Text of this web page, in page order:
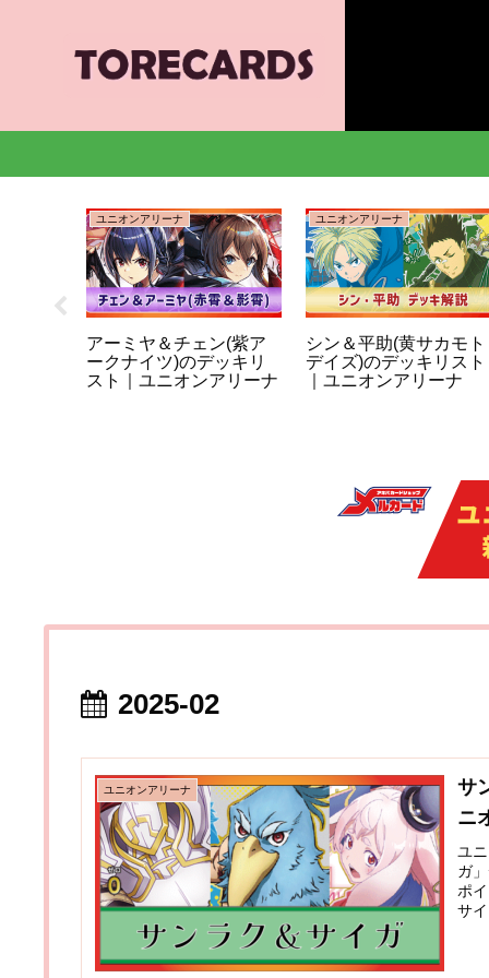
ユニオンアリーナ
アーミヤ＆チェン(紫ア
ークナイツ)のデッキリ
スト｜ユニオンアリーナ
ユニオンアリーナ
シン＆平助(黄サカモト
デイズ)のデッキリスト
｜ユニオンアリーナ
2025-02
ユニオンアリーナ
サ
ニ
ユ
ガ
ポ
サ